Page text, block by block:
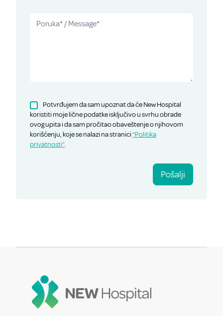
Potvrđujem da sam upoznat da će New Hospital
koristiti moje lične podatke isključivo u svrhu obrade
ovog upita i da sam pročitao obaveštenje o njihovom
korišćenju, koje se nalazi na stranici“Politika
privatnosti”.
Pošalji